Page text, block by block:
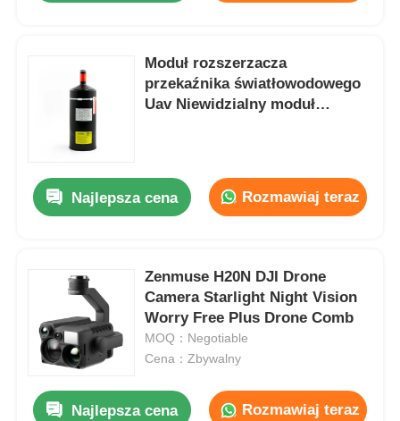
Moduł rozszerzacza
przekaźnika światłowodowego
Uav Niewidzialny moduł
Najlepsza cena Rozmawiaj teraz
Zenmuse H20N DJI Drone
Camera Starlight Night Vision
Worry Free Plus Drone Comb
MOQ：Negotiable
Cena：Zbywalny
Najlepsza cena Rozmawiaj teraz